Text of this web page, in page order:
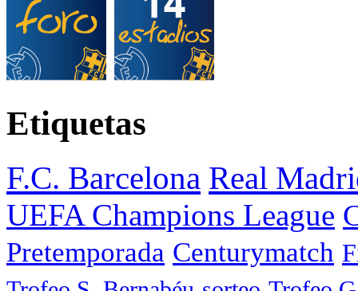
Etiquetas
F.C. Barcelona Real
UEFA Champions League
Pretemporada Centurymatch